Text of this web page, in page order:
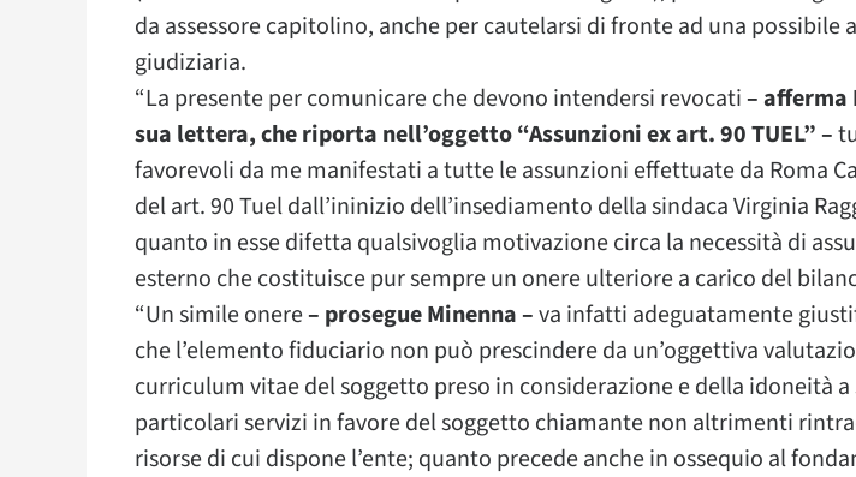
da assessore capitolino, anche per cautelarsi di fronte ad una possibile
giudiziaria.
“La presente per comunicare che devono intendersi revocati– afferma
sua lettera, che riporta nell’oggetto “Assunzioni ex art. 90 TUEL” –
favorevoli da me manifestati a tutte le assunzioni effettuate da Roma
del art. 90 Tuel dall’ininizio dell’insediamento della sindaca Virginia
quanto in esse difetta qualsivoglia motivazione circa la necessità di
esterno che costituisce pur sempre un onere ulteriore a carico del
“Un simile onere– prosegue Minenna –va infatti adeguatamente
che l’elemento fiduciario non può prescindere da un’oggettiva
curriculum vitae del soggetto preso in considerazione e della idoneità a
particolari servizi in favore del soggetto chiamante non altrimenti
risorse di cui dispone l’ente; quanto precede anche in ossequio al